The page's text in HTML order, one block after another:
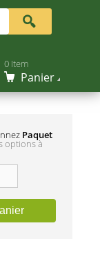
0 Item
Panier
Paquet
options à